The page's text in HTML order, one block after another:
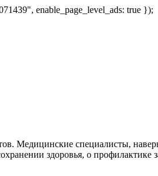
enable_page_level_ads: true });
Медицинские специалисты,
здоровья, о